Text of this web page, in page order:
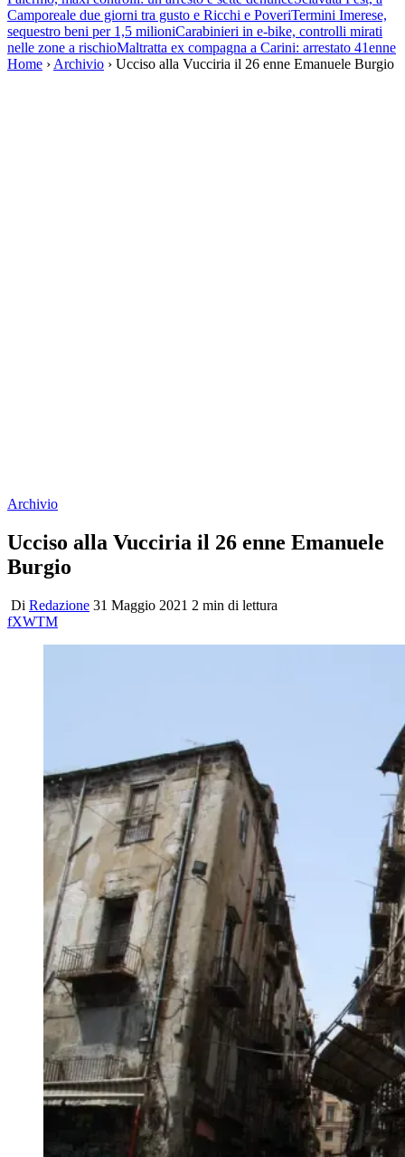
Camporeale due giorni tra gusto e Ricchi e PoveriTermini Imerese,
sequestro beni per 1,5 milioniCarabinieri in e-bike, controlli mirati
nelle zone a rischioMaltratta ex compagna a Carini: arrestato 41enne
Home › Archivio › Ucciso alla Vucciria il 26 enne Emanuele Burgio
Archivio
Ucciso alla Vucciria il 26 enne Emanuele
Burgio
Di Redazione 31 Maggio 2021 2 min di lettura
fXWTM